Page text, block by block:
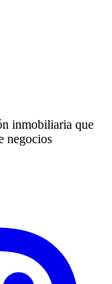
inmobiliaria que
negocios